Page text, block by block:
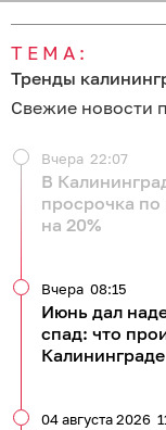
ТЕМА:
Тренды
Свежие новости
В
просрочка по
на 20%
Вчера 22:07
Июнь дал
спад: что
Калининграде
Вчера 08:15
04 августа 2026